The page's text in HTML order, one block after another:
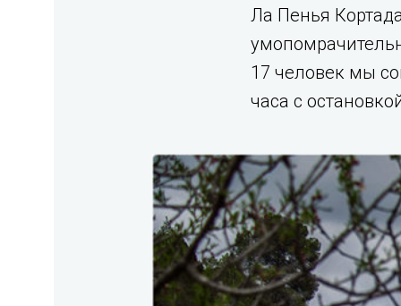
Ла Пенья
17 человек мы
часа с